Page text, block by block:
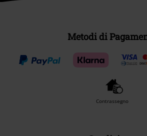
Metodi di
Contrassegno